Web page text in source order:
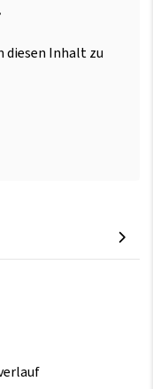
diesen Inhalt zu